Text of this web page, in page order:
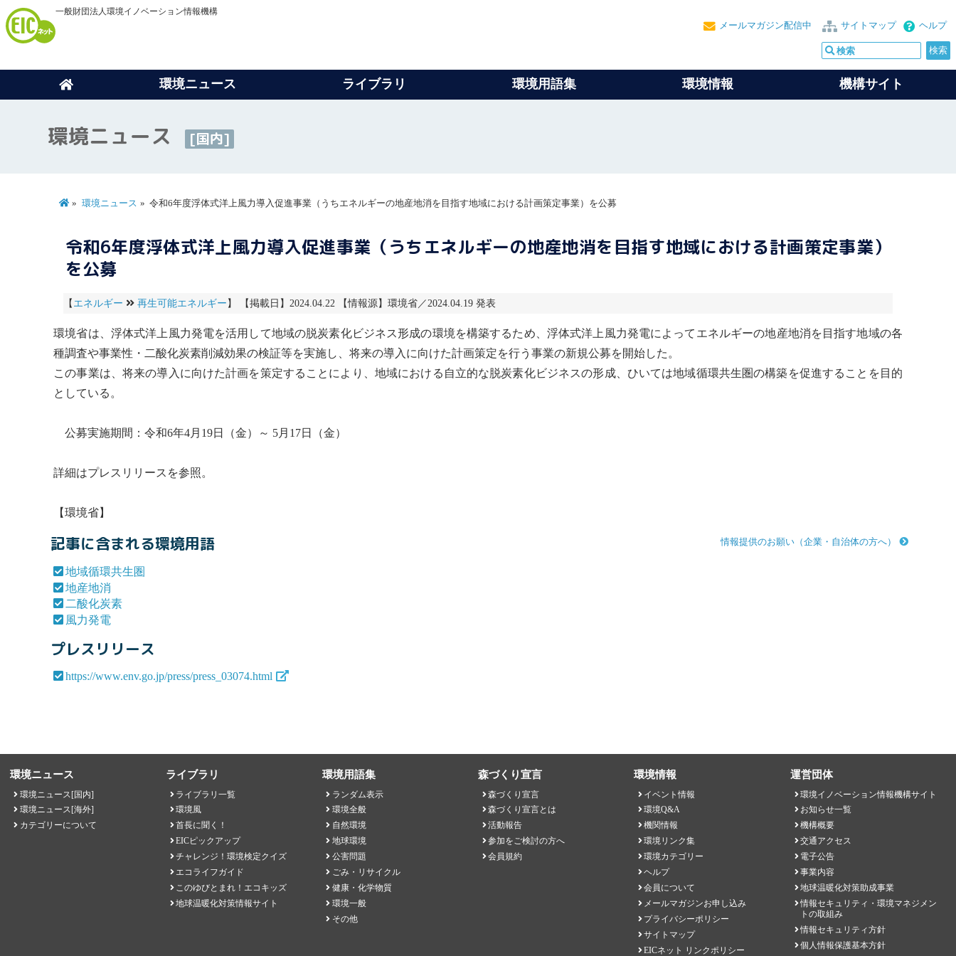
一般財団法人環境イノベーション情報機構
ヘルプ
サイトマップ
メールマガジン配信中
環境ニュース ライブラリ 環境用語集 環境情報 機構サイト
環境ニュース [国内]
環境ニュース 令和6年度浮体式洋上風力導入促進事業（うちエネルギーの地産地消を目指す地域における計画策定事業）を公募
令和6年度浮体式洋上風力導入促進事業（うちエネルギーの地産地消を目指す地域における計画策定事業）
を公募
【 エネルギー 再生可能エネルギー 】 【掲載日】2024.04.22 【情報源】環境省／2024.04.19 発表
環境省は、浮体式洋上 風力発電を活用して地域の脱炭素化ビジネス形成の環境を構築するため、浮体式洋上 風力発電によってエネルギーの地産地消を目指す地域の各
種調査や事業性・ 二酸化炭素削減効果の検証等を実施し、将来の導入に向けた計画策定を行う事業の新規公募を開始した。
この事業は、将来の導入に向けた計画を策定することにより、地域における自立的な脱炭素化ビジネスの形成、ひいては地域循環共生圏の構築を促進することを目的
としている。
公募実施期間：令和6年4月19日（金）～ 5月17日（金）
詳細はプレスリリースを参照。
【環境省】
情報提供のお願い（企業・自治体の方へ）
記事に含まれる環境用語
地域循環共生圏
地産地消
二酸化炭素
風力発電
プレスリリース
https://www.env.go.jp/press/press_03074.html
環境ニュース
環境ニュース[国内]
環境ニュース[海外]
カテゴリーについて
ライブラリ
ライブラリ一覧
環境風
首長に聞く！
EICピックアップ
チャレンジ！環境検定クイズ
エコライフガイド
このゆびとまれ！エコキッズ
地球温暖化対策情報サイト
環境用語集
ランダム表示
環境全般
自然環境
地球環境
公害問題
ごみ・リサイクル
健康・化学物質
環境一般
その他
森づくり宣言
森づくり宣言
森づくり宣言とは
活動報告
参加をご検討の方へ
会員規約
環境情報
イベント情報
環境Q&A
機関情報
環境リンク集
環境カテゴリー
ヘルプ
会員について
メールマガジンお申し込み
プライバシーポリシー
サイトマップ
EICネット リンクポリシー
運営団体
環境イノベーション情報機構サイト
お知らせ一覧
機構概要
交通アクセス
電子公告
事業内容
地球温暖化対策助成事業
情報セキュリティ・環境マネジメン
トの取組み
情報セキュリティ方針
個人情報保護基本方針